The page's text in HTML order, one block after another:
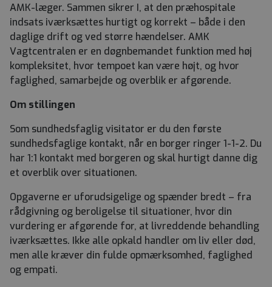
AMK-læger. Sammen sikrer I, at den præhospitale
indsats iværksættes hurtigt og korrekt – både i den
daglige drift og ved større hændelser. AMK
Vagtcentralen er en døgnbemandet funktion med høj
kompleksitet, hvor tempoet kan være højt, og hvor
faglighed, samarbejde og overblik er afgørende.
Om stillingen
Som sundhedsfaglig visitator er du den første
sundhedsfaglige kontakt, når en borger ringer 1-1-2. Du
har 1:1 kontakt med borgeren og skal hurtigt danne dig
et overblik over situationen.
Opgaverne er uforudsigelige og spænder bredt – fra
rådgivning og beroligelse til situationer, hvor din
vurdering er afgørende for, at livreddende behandling
iværksættes. Ikke alle opkald handler om liv eller død,
men alle kræver din fulde opmærksomhed, faglighed
og empati.